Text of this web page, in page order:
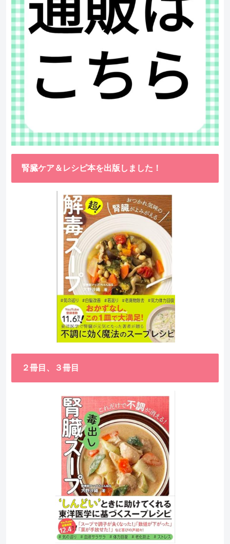
腎臓ケア＆レシピ本を出版しました！
２冊目、３冊目